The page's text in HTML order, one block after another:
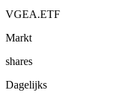
VGEA.ETF
Markt
shares
Dagelijks